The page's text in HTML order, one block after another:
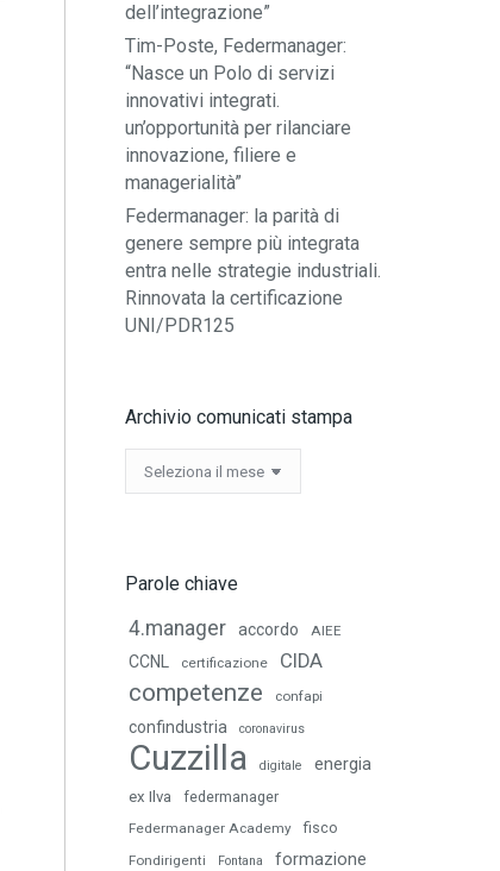
dell’integrazione”
Tim-Poste, Federmanager:
“Nasce un Polo di servizi
innovativi integrati.
un’opportunità per rilanciare
innovazione, filiere e
managerialità”
Federmanager: la parità di
genere sempre più integrata
entra nelle strategie industriali.
Rinnovata la certificazione
UNI/PDR125
Archivio comunicati stampa
Archivio
comunicati
Parole chiave
4.manager accordo AIEE
CCNL certificazione CIDA
competenze confapi
confindustria coronavirus
Cuzzilla digitale energia
ex Ilva federmanager
Federmanager Academy fisco
Fondirigenti Fontana formazione